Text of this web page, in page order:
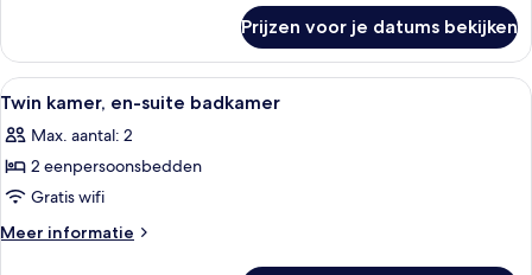
Prijzen voor je datums bekijken
Alle
foto's
voor
Twin
kamer,
en-
Een hotelkamer met twee bedden,
2
Twin kamer, en-suite badkamer
Max. aantal: 2
2 eenpersoonsbedden
Gratis wifi
Meer informatie
Meer